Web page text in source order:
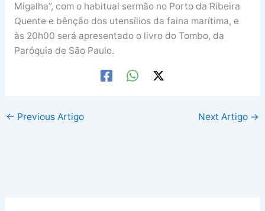
Migalha”, com o habitual sermão no Porto da Ribeira
Quente e bênção dos utensílios da faina marítima, e
às 20h00 será apresentado o livro do Tombo, da
Paróquia de São Paulo.
← Previous Artigo Next Artigo →